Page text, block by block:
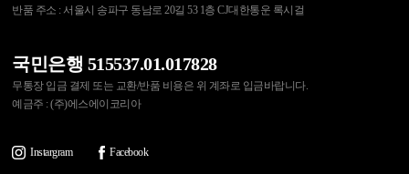
반품 주소 : 서울시 송파구 동남로 20길 53 1층 CJ대한통운 록시걸
국민은행 515537.01.017828
무통장 입금 결제 또는 교환/반품 비용은 위 계좌로 입금바랍니다.
예금주 : (주)에스에이코리아
Instargram Facebook